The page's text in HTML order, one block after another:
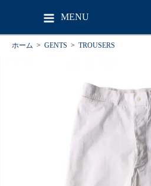
MENU
ホーム > GENTS > TROUSERS